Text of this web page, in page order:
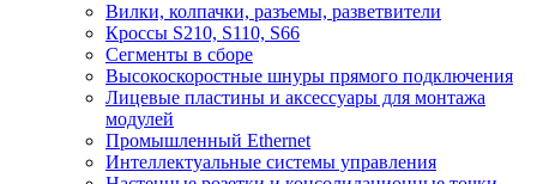
Вилки, колпачки, разъемы, разветвители
Кроссы S210, S110, S66
Сегменты в сборе
Высокоскоростные шнуры прямого подключения
Лицевые пластины и аксессуары для монтажа
модулей
Промышленный Ethernet
Интеллектуальные системы управления